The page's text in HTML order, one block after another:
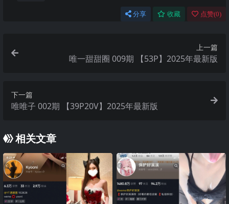
分享 收藏 点赞(0)
上一篇
唯一甜甜圈 009期 【53P】2025年最新版
下一篇
唯唯子 002期 【39P20V】2025年最新版
相关文章